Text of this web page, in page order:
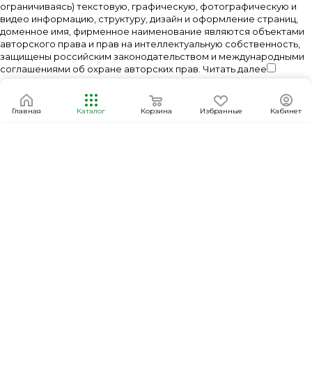
ограничиваясь) текстовую, графическую, фотографическую и
видео информацию, структуру, дизайн и оформление страниц,
доменное имя, фирменное наименование являются объектами
авторского права и прав на интеллектуальную собственность,
защищены российским законодательством и международными
соглашениями об охране авторских прав. Читать далее
Главная Каталог Корзина Избранные Кабинет